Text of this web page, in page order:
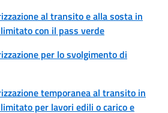
al transito e alla sosta in
con il pass verde
per lo svolgimento di
temporanea al transito in
per lavori edili o carico e